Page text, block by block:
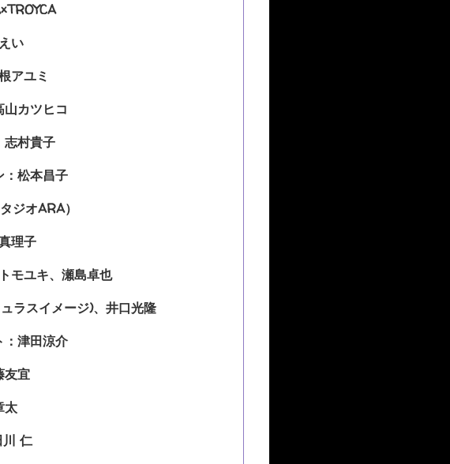
い
アユミ
カツヒコ
志村貴子
：松本昌子
ジオARA）
理子
モユキ、瀬島卓也
ラスイメージ)、井口光隆
：津田涼介
友宜
太
仁